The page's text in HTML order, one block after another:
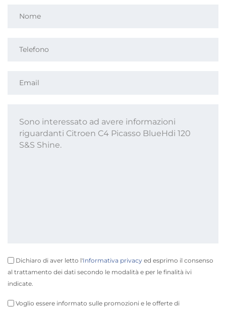
Dichiaro di aver letto l'Informativa privacy ed esprimo il consenso
al trattamento dei dati secondo le modalità e per le finalità ivi
indicate.
Voglio essere informato sulle promozioni e le offerte di